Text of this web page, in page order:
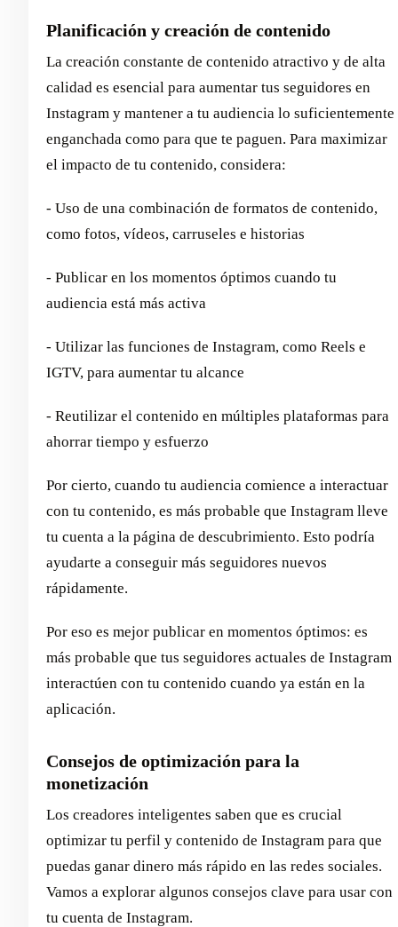
Planificación y creación de contenido
La creación constante de contenido atractivo y de alta
calidad es esencial para aumentar tus seguidores en
Instagram y mantener a tu audiencia lo suficientemente
enganchada como para que te paguen. Para maximizar
el impacto de tu contenido, considera:
- Uso de una combinación de formatos de contenido,
como fotos, vídeos, carruseles e historias
- Publicar en los momentos óptimos cuando tu
audiencia está más activa
- Utilizar las funciones de Instagram, como Reels e
IGTV, para aumentar tu alcance
- Reutilizar el contenido en múltiples plataformas para
ahorrar tiempo y esfuerzo
Por cierto, cuando tu audiencia comience a interactuar
con tu contenido, es más probable que Instagram lleve
tu cuenta a la página de descubrimiento. Esto podría
ayudarte a conseguir más seguidores nuevos
rápidamente.
Por eso es mejor publicar en momentos óptimos: es
más probable que tus seguidores actuales de Instagram
interactúen con tu contenido cuando ya están en la
aplicación.
Consejos de optimización para la
monetización
Los creadores inteligentes saben que es crucial
optimizar tu perfil y contenido de Instagram para que
puedas ganar dinero más rápido en las redes sociales.
Vamos a explorar algunos consejos clave para usar con
tu cuenta de Instagram.